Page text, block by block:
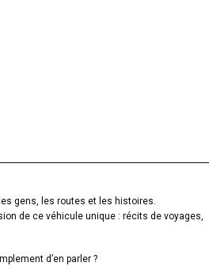
gens, les routes et les histoires.
de ce véhicule unique : récits de voyages,
d’en parler ?